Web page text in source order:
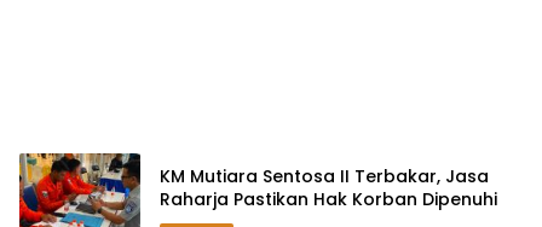
KM Mutiara Sentosa II Terbakar, Jasa
Raharja Pastikan Hak Korban Dipenuhi